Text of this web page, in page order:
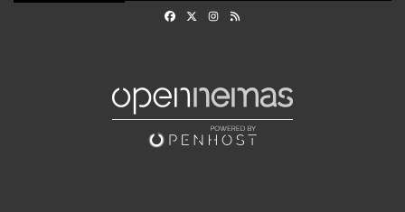
FacebookInstagram